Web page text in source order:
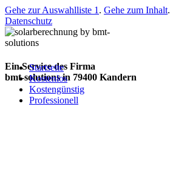
Gehe zur Auswahlliste 1 . Gehe zum Inhalt.
Datenschutz
Ein Service des Firma
bmt-solutions in 79400 Kandern
Startseite
Kostenlos
Kostengünstig
Professionell